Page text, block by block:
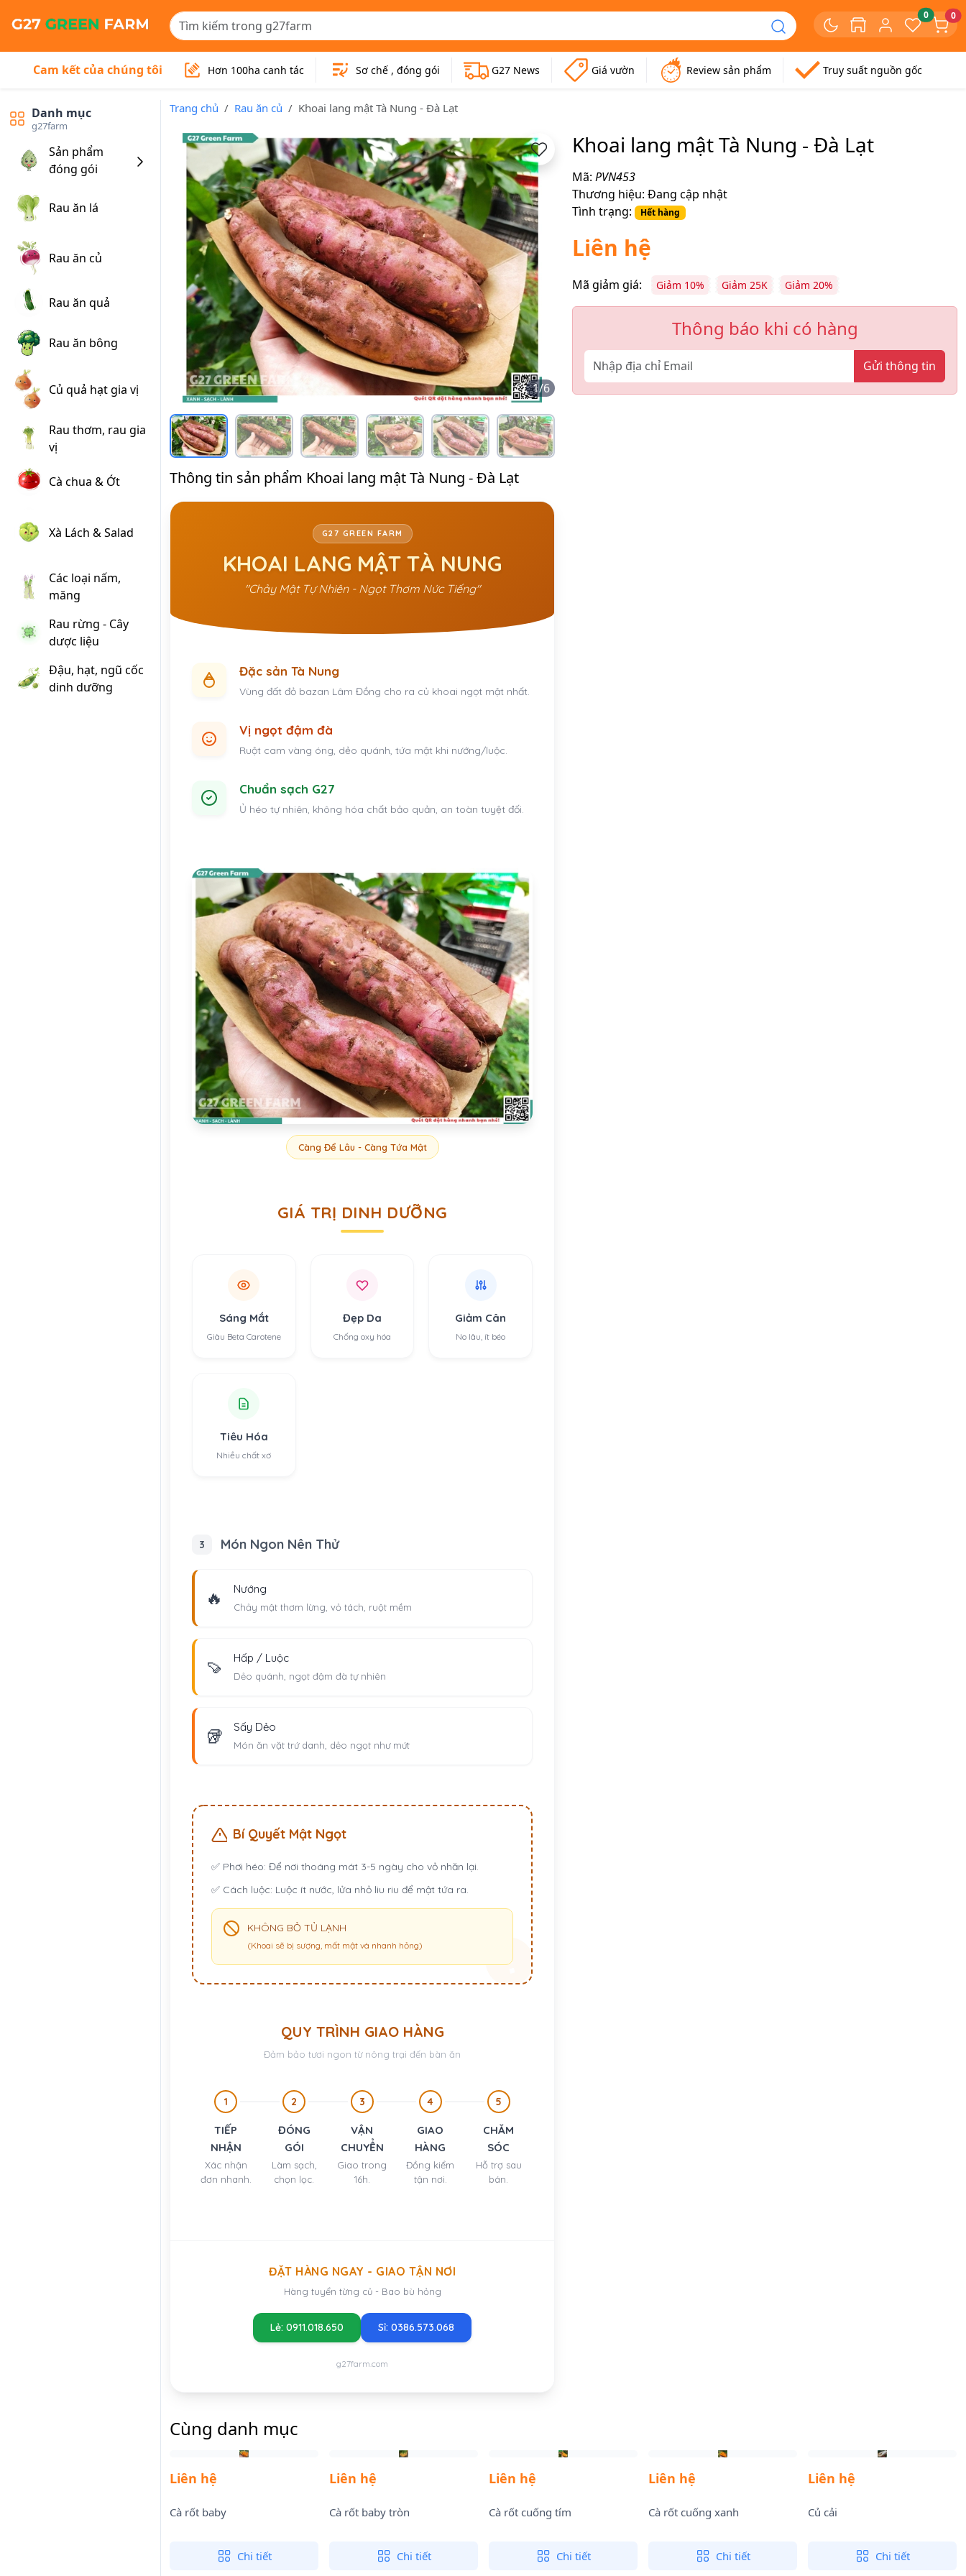
0 0
Cam kết của chúng tôi Hơn 100ha canh tác Sơ chế , đóng gói G27 News Giá vườn Review sản phẩm Truy suất nguồn gốc
Danh mục
g27farm
Sản phẩm
đóng gói
Rau ăn lá
Rau ăn củ
Rau ăn quả
Rau ăn bông
Củ quả hạt gia vị
Rau thơm, rau gia
vị
Cà chua & Ớt
Xà Lách & Salad
Các loại nấm,
măng
Rau rừng - Cây
dược liệu
Đậu, hạt, ngũ cốc
dinh dưỡng
Trang chủ Rau ăn củ Khoai lang mật Tà Nung - Đà Lạt
1/6
Khoai lang mật Tà Nung - Đà Lạt
Mã: PVN453
Thương hiệu: Đang cập nhật
Tình trạng:
Hết hàng
Liên hệ
Mã giảm giá: Giảm 10% Giảm 25K Giảm 20%
Thông báo khi có hàng
Gửi thông tin
Thông tin sản phẩm Khoai lang mật Tà Nung - Đà Lạt
G27 GREEN FARM
KHOAI LANG MẬT TÀ NUNG
"Chảy Mật Tự Nhiên - Ngọt Thơm Nức Tiếng"
Đặc sản Tà Nung
Vùng đất đỏ bazan Lâm Đồng cho ra củ khoai ngọt mật nhất.
Vị ngọt đậm đà
Ruột cam vàng óng, dẻo quánh, tứa mật khi nướng/luộc.
Chuẩn sạch G27
Ủ héo tự nhiên, không hóa chất bảo quản, an toàn tuyệt đối.
Càng Để Lâu - Càng Tứa Mật
GIÁ TRỊ DINH DƯỠNG
Sáng Mắt
Giàu Beta Carotene
Đẹp Da
Chống oxy hóa
Giảm Cân
No lâu, ít béo
Tiêu Hóa
Nhiều chất xơ
3 Món Ngon Nên Thử
🔥 Nướng
Chảy mật thơm lừng, vỏ tách, ruột mềm
🍠 Hấp / Luộc
Dẻo quánh, ngọt đậm đà tự nhiên
🥡 Sấy Dẻo
Món ăn vặt trứ danh, dẻo ngọt như mứt
Bí Quyết Mật Ngọt
✅ Phơi héo: Để nơi thoáng mát 3-5 ngày cho vỏ nhăn lại.
✅ Cách luộc: Luộc ít nước, lửa nhỏ liu riu để mật tứa ra.
KHÔNG BỎ TỦ LẠNH
(Khoai sẽ bị sượng, mất mật và nhanh hỏng)
QUY TRÌNH GIAO HÀNG
Đảm bảo tươi ngon từ nông trại đến bàn ăn
1
TIẾP
NHẬN
Xác nhận
đơn nhanh.
2
ĐÓNG
GÓI
Làm sạch,
chọn lọc.
3
VẬN
CHUYỂN
Giao trong
16h.
4
GIAO
HÀNG
Đồng kiểm
tận nơi.
5
CHĂM
SÓC
Hỗ trợ sau
bán.
ĐẶT HÀNG NGAY - GIAO TẬN NƠI
Hàng tuyển từng củ - Bao bù hỏng
Lẻ: 0911.018.650 Sỉ: 0386.573.068
g27farm.com
Cùng danh mục
Liên hệ
Cà rốt baby
Chi tiết
Liên hệ
Cà rốt baby tròn
Chi tiết
Liên hệ
Cà rốt cuống tím
Chi tiết
Liên hệ
Cà rốt cuống xanh
Chi tiết
Liên hệ
Củ cải
Chi tiết